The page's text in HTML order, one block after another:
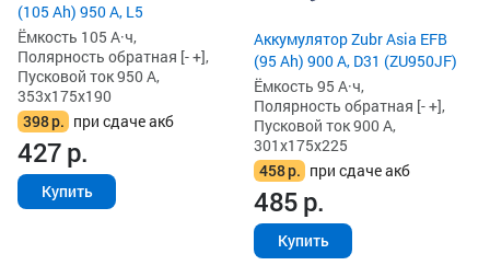
(105 Ah) 950 А, L5
Ёмкость 105 А·ч,
Полярность обратная [- +],
Пусковой ток 950 А,
353x175x190
398р. при сдаче акб
427р.
Купить
Аккумулятор Zubr Asia EFB
(95 Ah) 900 А, D31 (ZU950JF)
Ёмкость 95 А·ч,
Полярность обратная [- +],
Пусковой ток 900 А,
301x175x225
458р. при сдаче акб
485р.
Купить